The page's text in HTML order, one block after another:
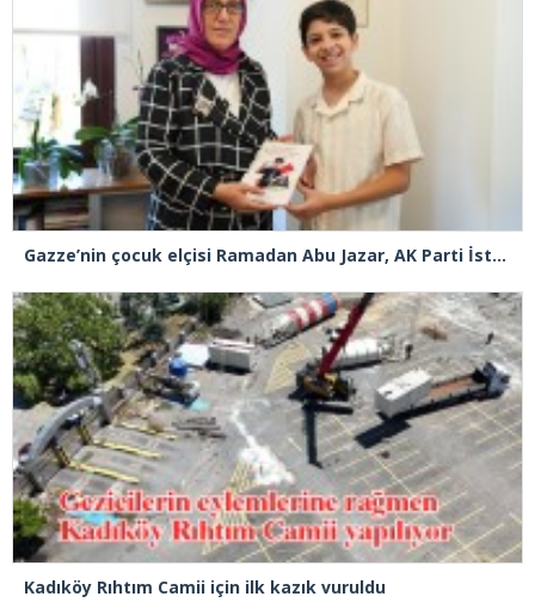
Gazze’nin çocuk elçisi Ramadan Abu Jazar, AK Parti İstanbul İl Başkanlığını ziyaret etti
Kadıköy Rıhtım Camii için ilk kazık vuruldu